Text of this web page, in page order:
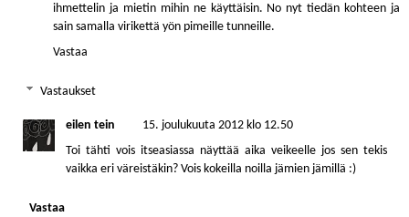
ihmettelin ja mietin mihin ne käyttäisin. No nyt tiedän kohteen ja
sain samalla virikettä yön pimeille tunneille.
Vastaa
Vastaukset
eilen tein
15. joulukuuta 2012 klo 12.50
Toi tähti vois itseasiassa näyttää aika veikeelle jos sen tekis
vaikka eri väreistäkin? Vois kokeilla noilla jämien jämillä :)
Vastaa